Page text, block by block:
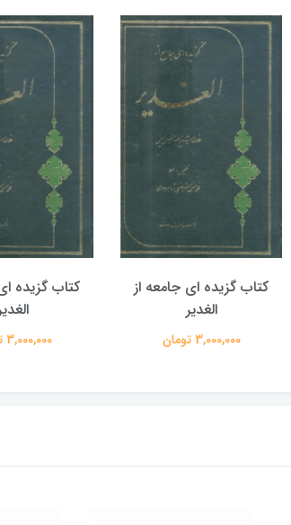
کتاب گزیده ای جامعه از
الغدیر
3,000,000 تومان
کتاب گزیده
3,000,000 تومان